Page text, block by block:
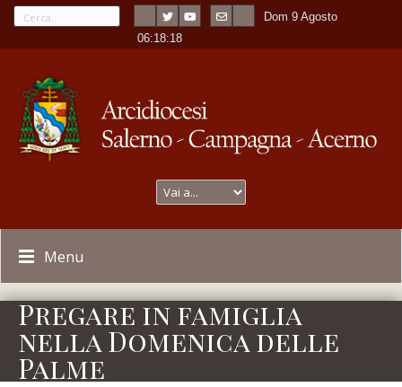
Dom 9 Agosto
-06:18:18
Menu
Pregare in famiglia
nella Domenica delle
Palme